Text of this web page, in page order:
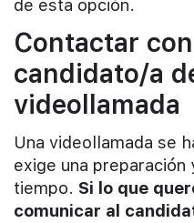
de esta opción.
Contactar
candidato/a
videollamada
Una videollamada se
exige una
tiempo. Si lo que
comunicar al